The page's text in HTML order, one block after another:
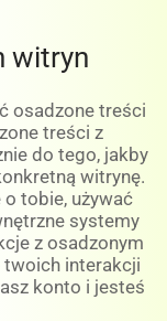
witryn
osadzone treści
treści z
do tego, jakby
witrynę.
tobie, używać
systemy
z osadzonym
twoich interakcji
konto i jesteś